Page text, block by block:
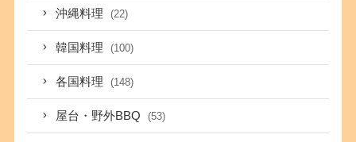
沖縄料理 (22)
韓国料理 (100)
各国料理 (148)
屋台・野外BBQ (53)